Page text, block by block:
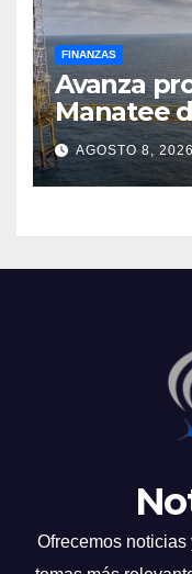
FINANZAS
Avanza
Manatee
Nacional
Tobago
AGOSTO 8,
Ofrecemos